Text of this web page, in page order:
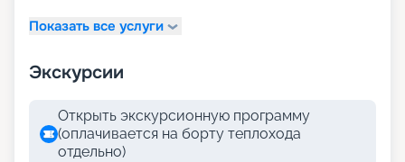
Показать все услуги
Экскурсии
Открыть экскурсионную программу
(оплачивается на борту теплохода
отдельно)